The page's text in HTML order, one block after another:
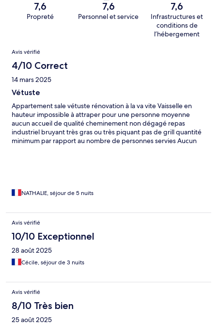
7,6
Propreté
7,6
Personnel et service
7,6
Infrastructures et
conditions de
l’hébergement
Avis
Avis vérifié
4/10 Correct
14 mars 2025
Vétuste
Appartement sale vétuste rénovation à la va vite Vaisselle en
hauteur impossible à attraper pour une personne moyenne
aucun accueil de qualité cheminement non dégagé repas
industriel bruyant très gras ou très piquant pas de grill quantité
minimum par rapport au nombre de personnes servies Aucun
NATHALIE, séjour de 5 nuits
Avis vérifié
10/10 Exceptionnel
28 août 2025
Cécile, séjour de 3 nuits
Avis vérifié
8/10 Très bien
25 août 2025